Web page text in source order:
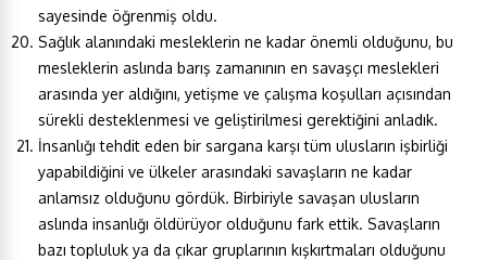
sayesinde öğrenmiş oldu.
Sağlık alanındaki mesleklerin ne kadar önemli olduğunu, bu
mesleklerin aslında barış zamanının en savaşçı meslekleri
arasında yer aldığını, yetişme ve çalışma koşulları açısından
sürekli desteklenmesi ve geliştirilmesi gerektiğini anladık.
İnsanlığı tehdit eden bir sargana karşı tüm ulusların işbirliği
yapabildiğini ve ülkeler arasındaki savaşların ne kadar
anlamsız olduğunu gördük. Birbiriyle savaşan ulusların
aslında insanlığı öldürüyor olduğunu fark ettik. Savaşların
bazı topluluk ya da çıkar gruplarının kışkırtmaları olduğunu